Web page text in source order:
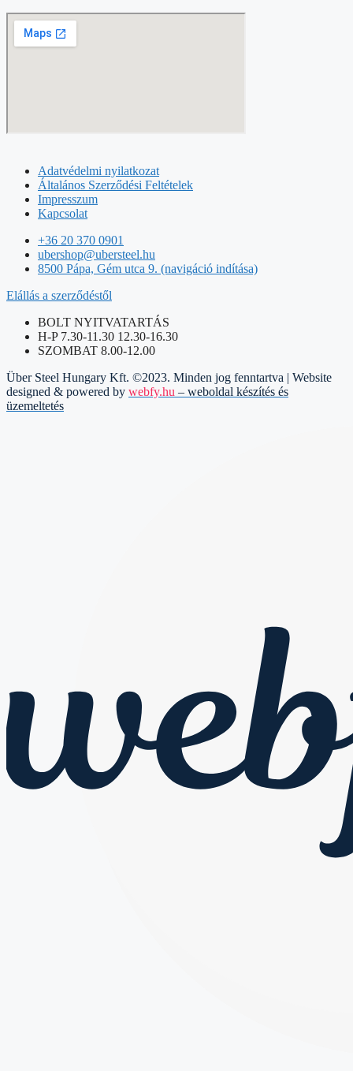
Adatvédelmi nyilatkozat
Általános Szerződési Feltételek
Impresszum
Kapcsolat
+36 20 370 0901
ubershop@ubersteel.hu
8500 Pápa, Gém utca 9. (navigáció indítása)
Elállás a szerződéstől
BOLT NYITVATARTÁS
H-P 7.30-11.30 12.30-16.30
SZOMBAT 8.00-12.00
Über Steel Hungary Kft. ©2023. Minden jog fenntartva | Website
designed & powered by webfy.hu – weboldal készítés és
üzemeltetés